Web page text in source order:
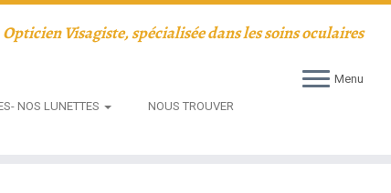
Opticien Visagiste, spécialisée dans les soins oculaires
Menu
NOS LUNETTES
NOUS TROUVER